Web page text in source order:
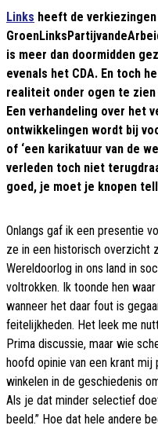
Links heeft de
is meer dan doormidden
evenals het CDA. En toch
realiteit onder ogen te
Een verhandeling over het
ontwikkelingen wordt bij
of ‘een karikatuur van de
verleden toch niet
goed, je moet je knopen
Onlangs gaf ik een presentie
ze in een historisch overzicht
Wereldoorlog in ons land in
voltrokken. Ik toonde hen
wanneer het daar fout is
feitelijkheden. Het leek me
Prima discussie, maar wie
hoofd opinie van een krant
winkelen in de geschiedenis
Als je dat minder selectief
beeld.” Hoe dat hele andere